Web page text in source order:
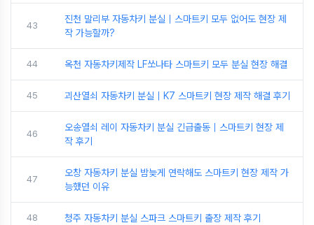
43
진천 말리부 자동차키 분실｜스마트키 모두 없어도 현장 제
작 가능할까?
44 옥천 자동차키제작 LF쏘나타 스마트키 모두 분실 현장 해결
45 괴산열쇠 자동차키 분실｜K7 스마트키 현장 제작 해결 후기
46
오송열쇠 레이 자동차키 분실 긴급출동｜스마트키 현장 제
작 후기
47
오창 자동차키 분실 밤늦게 연락해도 스마트키 현장 제작 가
능했던 이유
48 청주 자동차키 분실 스파크 스마트키 출장 제작 후기